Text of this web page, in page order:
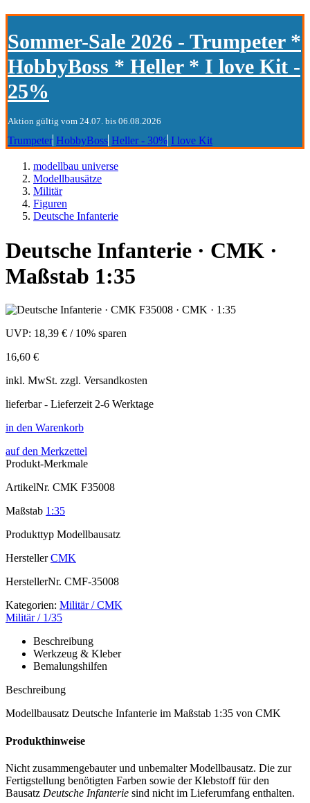
Sommer-Sale 2026 - Trumpeter *
HobbyBoss * Heller * I love Kit -
25%
Aktion gültig vom 24.07. bis 06.08.2026
Trumpeter HobbyBoss Heller - 30% I love Kit
modellbau universe
Modellbausätze
Militär
Figuren
Deutsche Infanterie
Deutsche Infanterie · CMK ·
Maßstab 1:35
UVP: 18,39 € / 10% sparen
16,60 €
inkl. MwSt. zzgl. Versandkosten
lieferbar - Lieferzeit 2-6 Werktage
in den Warenkorb
auf den Merkzettel
Produkt-Merkmale
ArtikelNr. CMK F35008
Maßstab 1:35
Produkttyp Modellbausatz
Hersteller CMK
HerstellerNr. CMF-35008
Kategorien: Militär / CMK
Militär / 1/35
Beschreibung
Werkzeug & Kleber
Bemalungshilfen
Beschreibung
Modellbausatz Deutsche Infanterie im Maßstab 1:35 von CMK
Produkthinweise
Nicht zusammengebauter und unbemalter Modellbausatz. Die zur
Fertigstellung benötigten Farben sowie der Klebstoff für den
Bausatz Deutsche Infanterie sind nicht im Lieferumfang enthalten.